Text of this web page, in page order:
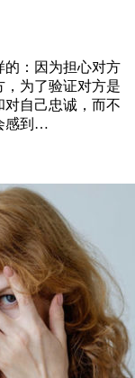
的：因为担心对方
为了验证对方是
自己忠诚，而不
感到…